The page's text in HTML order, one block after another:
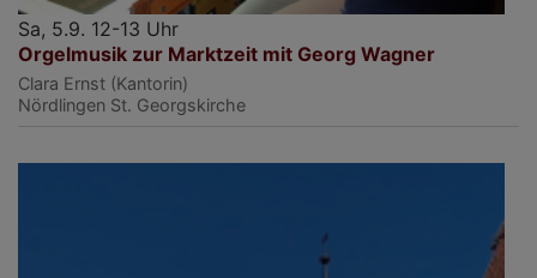
Sa, 5.9. 12-13 Uhr
Orgelmusik zur Marktzeit mit Georg Wagner
Clara Ernst (Kantorin)
Nördlingen St. Georgskirche